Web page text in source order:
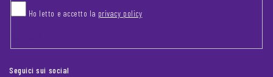
Ho letto e accetto la privacy policy
Seguici sui social